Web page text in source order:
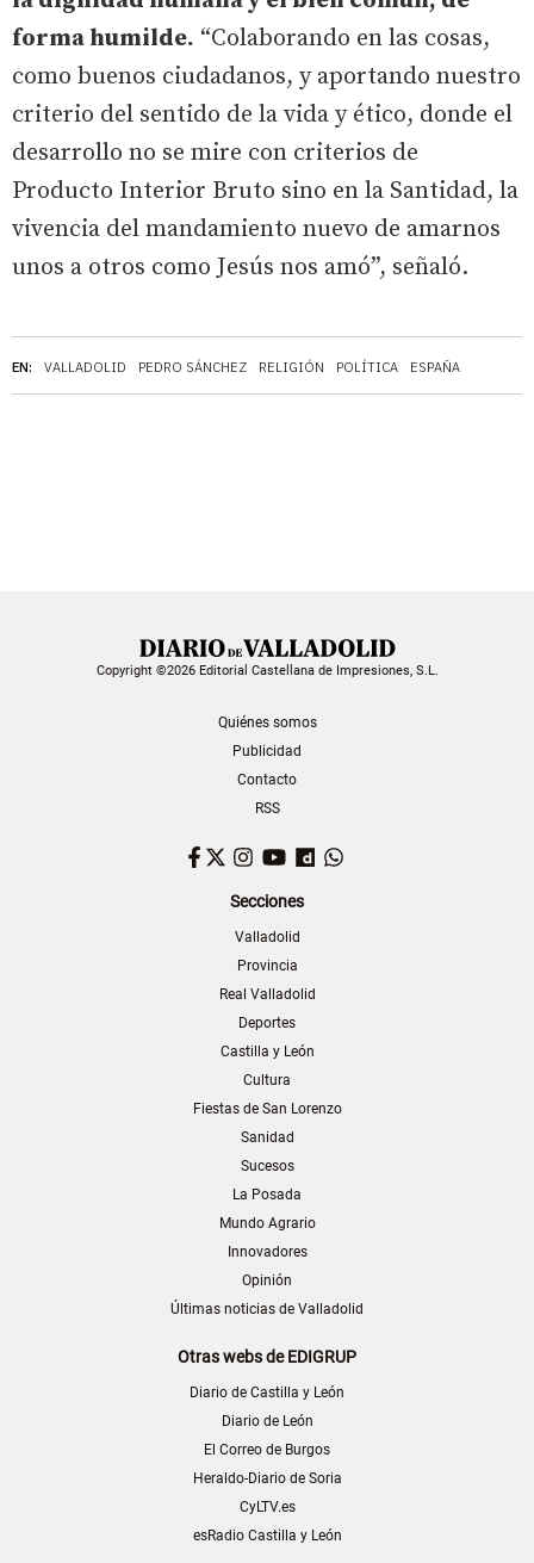
EN: VALLADOLID PEDRO SÁNCHEZ RELIGIÓN POLÍTICA ESPAÑA
forma humilde. “Colaborando en las cosas,
como buenos ciudadanos, y aportando nuestro
criterio del sentido de la vida y ético, donde el
desarrollo no se mire con criterios de
Producto Interior Bruto sino en la Santidad, la
vivencia del mandamiento nuevo de amarnos
unos a otros como Jesús nos amó”, señaló.
Copyright ©2026 Editorial Castellana de Impresiones, S.L.
Quiénes somos
Publicidad
Contacto
RSS
Facebook
TwitterInstagram
YouTubeDailymotion
Secciones
Valladolid
Provincia
Real Valladolid
Deportes
Castilla y León
Cultura
Fiestas de San Lorenzo
Sanidad
Sucesos
La Posada
Mundo Agrario
Innovadores
Opinión
Últimas noticias de Valladolid
Otras webs de EDIGRUP
Diario de Castilla y León
Diario de León
El Correo de Burgos
Heraldo-Diario de Soria
CyLTV.es
esRadio Castilla y León